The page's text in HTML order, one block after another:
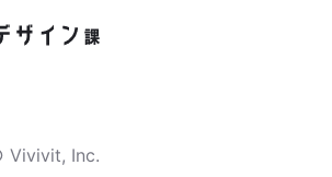
Vivivit, Inc.